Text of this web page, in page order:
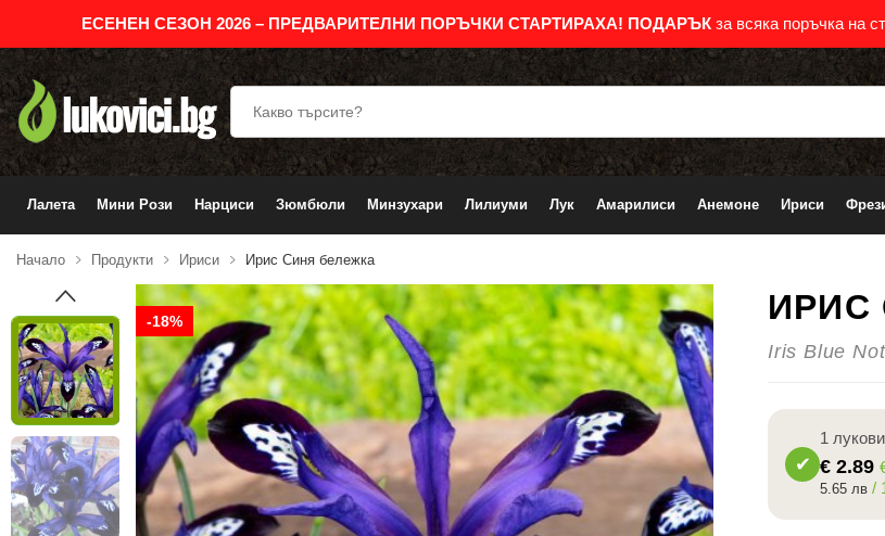
ЕСЕНЕН СЕЗОН 2026 – ПРЕДВАРИТЕЛНИ ПОРЪЧКИ СТАРТИРАХА! ПОДАРЪКза всяка поръчка на
Лалета Мини Рози Нарциси Зюмбюли Минзухари Лилиуми Лук Амарилиси Анемоне Ириси
Начало Продукти Ириси Ирис Синя бележка
-18% ИРИС
Iris Blue
1
€ 2.89
5.65 лв /